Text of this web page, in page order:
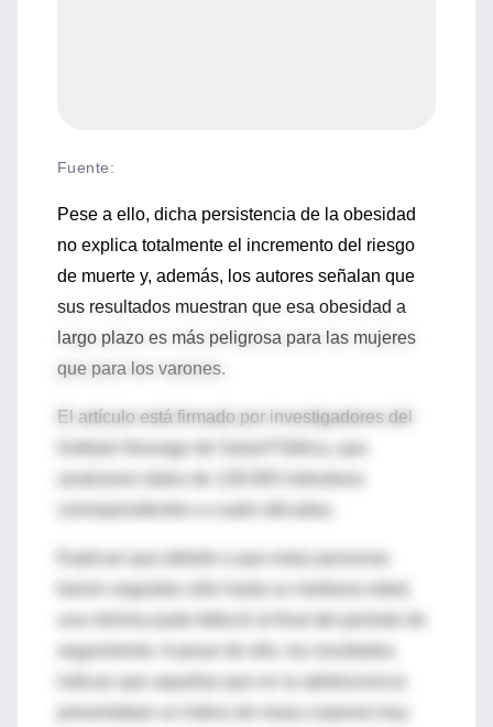
Fuente:
Pese a ello, dicha persistencia de la obesidad
no explica totalmente el incremento del riesgo
de muerte y, además, los autores señalan que
sus resultados muestran que esa obesidad a
largo plazo es más peligrosa para las mujeres
que para los varones.
El artículo está firmado por investigadores del
Instituto Noruego de Salud Pública, que
fueron seguidas sólo hasta su mediana edad,
seguimiento. A pesar de ello, los resultados
indican que aquellas que en la adolescencia